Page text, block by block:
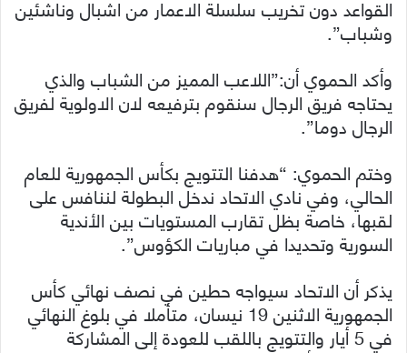
القواعد دون تخريب سلسلة الاعمار من اشبال وناشئين
وشباب”.
وأكد الحموي أن:”اللاعب المميز من الشباب والذي
يحتاجه فريق الرجال سنقوم بترفيعه لان الاولوية لفريق
الرجال دوما”.
وختم الحموي: “هدفنا التتويج بكأس الجمهورية للعام
الحالي، وفي نادي الاتحاد ندخل البطولة لننافس على
لقبها، خاصة بظل تقارب المستويات بين الأندية
السورية وتحديدا في مباريات الكؤوس”.
يذكر أن الاتحاد سيواجه حطين في نصف نهائي كأس
الجمهورية الاثنين 19 نيسان، متأملا في بلوغ النهائي
في 5 أيار والتتويج باللقب للعودة إلى المشاركة